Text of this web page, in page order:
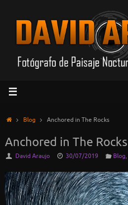
contenido
InicioBlog Anchored in The Rocks
Anchored in The Rocks
David Araujo 30/07/2019 Blog,